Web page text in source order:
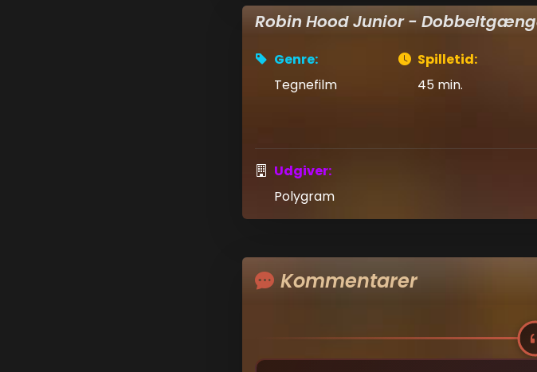
Robin Hood Junior -
Genre:
Tegnefilm
Spilletid:
45 min.
Udgiver:
Polygram
Kommentarer